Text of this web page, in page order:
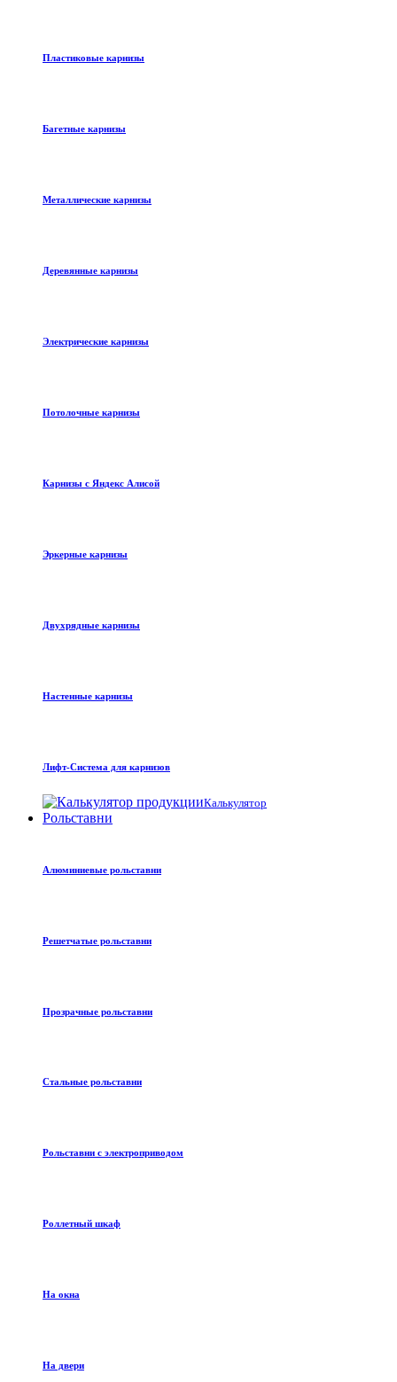
Пластиковые карнизы
Багетные карнизы
Металлические карнизы
Деревянные карнизы
Электрические карнизы
Потолочные карнизы
Карнизы с Яндекс Алисой
Эркерные карнизы
Двухрядные карнизы
Настенные карнизы
Лифт-Система для карнизов
Калькулятор
Рольставни
Алюминиевые рольставни
Решетчатые рольставни
Прозрачные рольставни
Стальные рольставни
Рольставни с электроприводом
Роллетный шкаф
На окна
На двери